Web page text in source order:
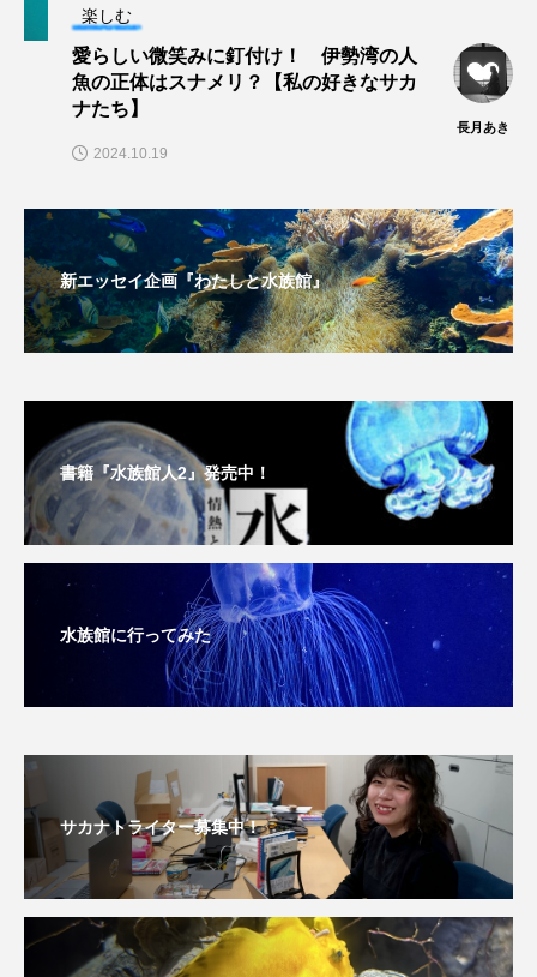
ヤマトシマドジョウ
ヤマトヌマエビ ヤミヨキセワタ
ユウゼン
ユメタチモドキ ヨウラククラゲ ヨコエビ
ヨツメウオ ラブカ ラムサール条約
リュウセイクラゲ レシピ
ワタカ ワニ
下田海中水族館 世界遺産 両生類
交雑 企画 伝承 伝統料理
八景島シーパラダイス
分析 分類 刺胞動物
医療 南極大陸 同定
名古屋港水族館 哺乳類 商品
四万十川 四万十川学遊館あきついお 四国
四国水族館 図鑑 固有亜種 固有種
楽しむ
愛らしい微笑みに釘付け！ 伊勢湾の人
魚の正体はスナメリ？【私の好きなサカ
ナたち】
長月あき
2024.10.19
新エッセイ企画『わたしと水族館』
書籍『水族館人2』発売中！
水族館に行ってみた
サカナトライター募集中！